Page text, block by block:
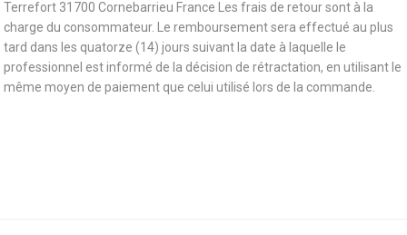
Terrefort 31700 Cornebarrieu France Les frais de retour sont à la
charge du consommateur. Le remboursement sera effectué au plus
tard dans les quatorze (14) jours suivant la date à laquelle le
professionnel est informé de la décision de rétractation, en utilisant le
même moyen de paiement que celui utilisé lors de la commande.